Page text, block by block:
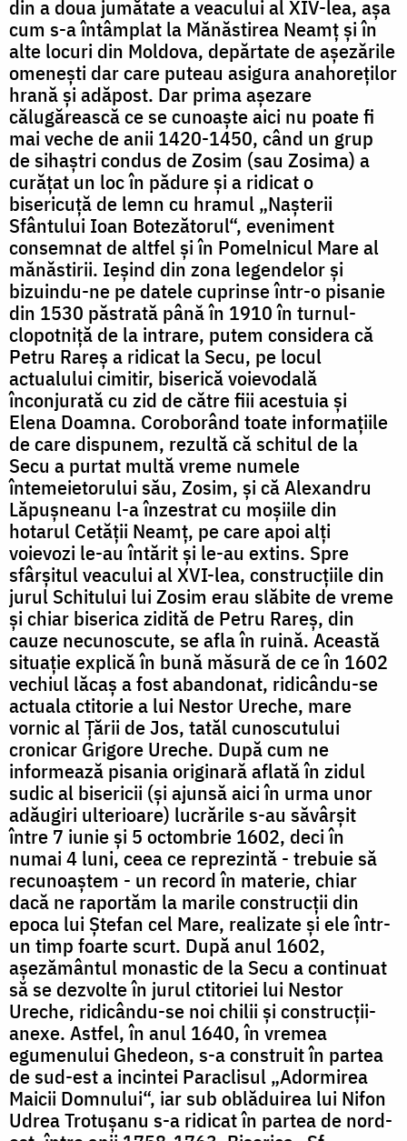
din a doua jumătate a veacului al XIV-lea, așa
cum s-a întâmplat la Mănăstirea Neamț și în
alte locuri din Moldova, depărtate de așezările
omenești dar care puteau asigura anahoreților
hrană și adăpost. Dar prima așezare
călugărească ce se cunoaște aici nu poate fi
mai veche de anii 1420-1450, când un grup
de sihaștri condus de Zosim (sau Zosima) a
curățat un loc în pădure și a ridicat o
bisericuță de lemn cu hramul „Nașterii
Sfântului Ioan Botezătorul“, eveniment
consemnat de altfel și în Pomelnicul Mare al
mănăstirii. Ieșind din zona legendelor și
bizuindu-ne pe datele cuprinse într-o pisanie
din 1530 păstrată până în 1910 în turnul-
clopotniță de la intrare, putem considera că
Petru Rareș a ridicat la Secu, pe locul
actualului cimitir, biserică voievodală
înconjurată cu zid de către fiii acestuia și
Elena Doamna. Coroborând toate informațiile
de care dispunem, rezultă că schitul de la
Secu a purtat multă vreme numele
întemeietorului său, Zosim, și că Alexandru
Lăpușneanu l-a înzestrat cu moșiile din
hotarul Cetății Neamț, pe care apoi alți
voievozi le-au întărit și le-au extins. Spre
sfârșitul veacului al XVI-lea, construcțiile din
jurul Schitului lui Zosim erau slăbite de vreme
și chiar biserica zidită de Petru Rareș, din
cauze necunoscute, se afla în ruină. Această
situație explică în bună măsură de ce în 1602
vechiul lăcaș a fost abandonat, ridicându-se
actuala ctitorie a lui Nestor Ureche, mare
vornic al Țării de Jos, tatăl cunoscutului
cronicar Grigore Ureche. După cum ne
informează pisania originară aflată în zidul
sudic al bisericii (și ajunsă aici în urma unor
adăugiri ulterioare) lucrările s-au săvârșit
între 7 iunie și 5 octombrie 1602, deci în
numai 4 luni, ceea ce reprezintă - trebuie să
recunoaștem - un record în materie, chiar
dacă ne raportăm la marile construcții din
epoca lui Ștefan cel Mare, realizate și ele într-
un timp foarte scurt. După anul 1602,
așezământul monastic de la Secu a continuat
să se dezvolte în jurul ctitoriei lui Nestor
Ureche, ridicându-se noi chilii și construcții-
anexe. Astfel, în anul 1640, în vremea
egumenului Ghedeon, s-a construit în partea
de sud-est a incintei Paraclisul „Adormirea
Maicii Domnului“, iar sub oblăduirea lui Nifon
Udrea Trotușanu s-a ridicat în partea de nord-